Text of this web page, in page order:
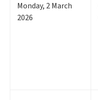
Monday, 2March
2026